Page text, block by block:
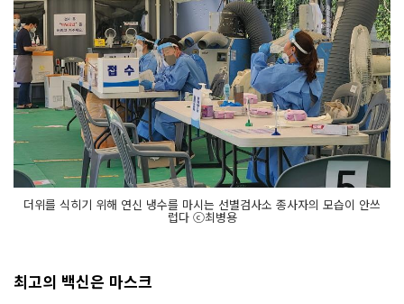
더위를 식히기 위해 연신 냉수를 마시는 선별검사소 종사자의 모습이 안쓰
럽다 ⓒ최병용
최고의 백신은 마스크